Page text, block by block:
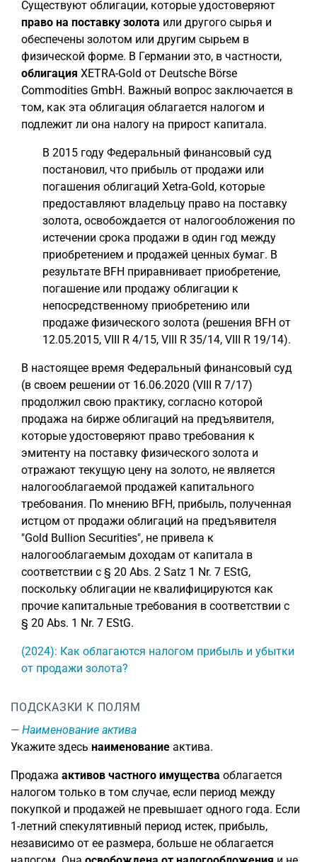
Существуют облигации, которые удостоверяют
право на поставку золота или другого сырья и
обеспечены золотом или другим сырьем в
физической форме. В Германии это, в частности,
облигация XETRA-Gold от Deutsche Börse
Commodities GmbH. Важный вопрос заключается в
том, как эта облигация облагается налогом и
подлежит ли она налогу на прирост капитала.
В 2015 году Федеральный финансовый суд
постановил, что прибыль от продажи или
погашения облигаций Xetra-Gold, которые
предоставляют владельцу право на поставку
золота, освобождается от налогообложения по
истечении срока продажи в один год между
приобретением и продажей ценных бумаг. В
результате BFH приравнивает приобретение,
погашение или продажу облигации к
непосредственному приобретению или
продаже физического золота (решения BFH от
12.05.2015, VIII R 4/15, VIII R 35/14, VIII R 19/14).
В настоящее время Федеральный финансовый суд
(в своем решении от 16.06.2020 (VIII R 7/17)
продолжил свою практику, согласно которой
продажа на бирже облигаций на предъявителя,
которые удостоверяют право требования к
эмитенту на поставку физического золота и
отражают текущую цену на золото, не является
налогооблагаемой продажей капитального
требования. По мнению BFH, прибыль, полученная
истцом от продажи облигаций на предъявителя
"Gold Bullion Securities", не привела к
налогооблагаемым доходам от капитала в
соответствии с § 20 Abs. 2 Satz 1 Nr. 7 EStG,
поскольку облигации не квалифицируются как
прочие капитальные требования в соответствии с
§ 20 Abs. 1 Nr. 7 EStG.
(2024): Как облагаются налогом прибыль и убытки
от продажи золота?
ПОДСКАЗКИ К ПОЛЯМ
Наименование актива
Укажите здесь наименование актива.
Продажа активов частного имущества облагается
налогом только в том случае, если период между
покупкой и продажей не превышает одного года. Если
1-летний спекулятивный период истек, прибыль,
независимо от ее размера, больше не облагается